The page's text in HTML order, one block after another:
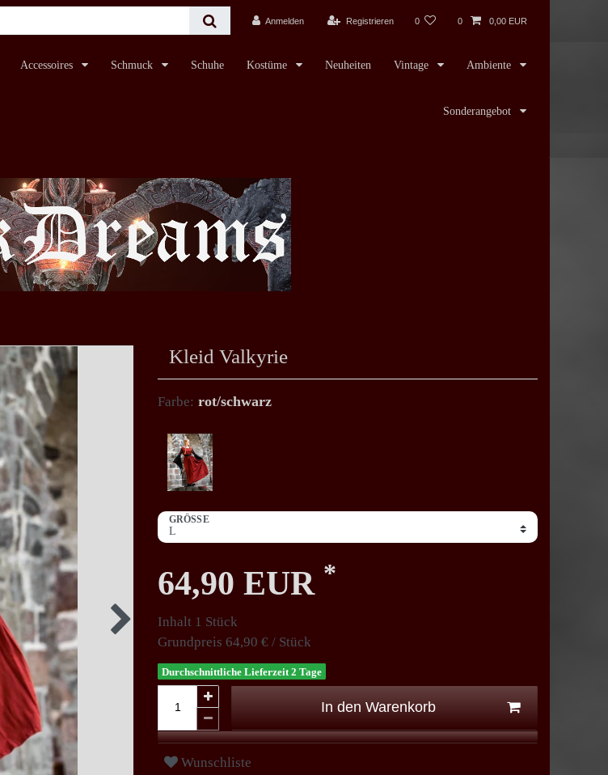
Anmelden Registrieren 0 0 0,00 EUR
Accessoires Schmuck Schuhe Kostüme Neuheiten Vintage Ambiente
Sonderangebot
Kleid Valkyrie
Farbe: rot/schwarz
GRÖSSE
64,90 EUR *
Inhalt 1 Stück
Grundpreis 64,90 € / Stück
Durchschnittliche Lieferzeit 2 Tage
In den Warenkorb
Wunschliste